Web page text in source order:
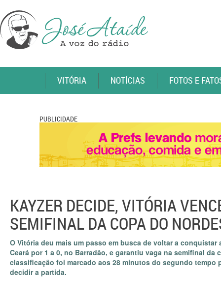
VITÓRIA NOTÍCIAS FOTOS E
PUBLICIDADE
KAYZER DECIDE, VITÓRIA
SEMIFINAL DA COPA DO
O Vitória deu mais um passo em busca de voltar a
Ceará por 1 a 0, no Barradão, e garantiu vaga na semifinal
classificação foi marcado aos 28 minutos do segundo tempo
decidir a partida.